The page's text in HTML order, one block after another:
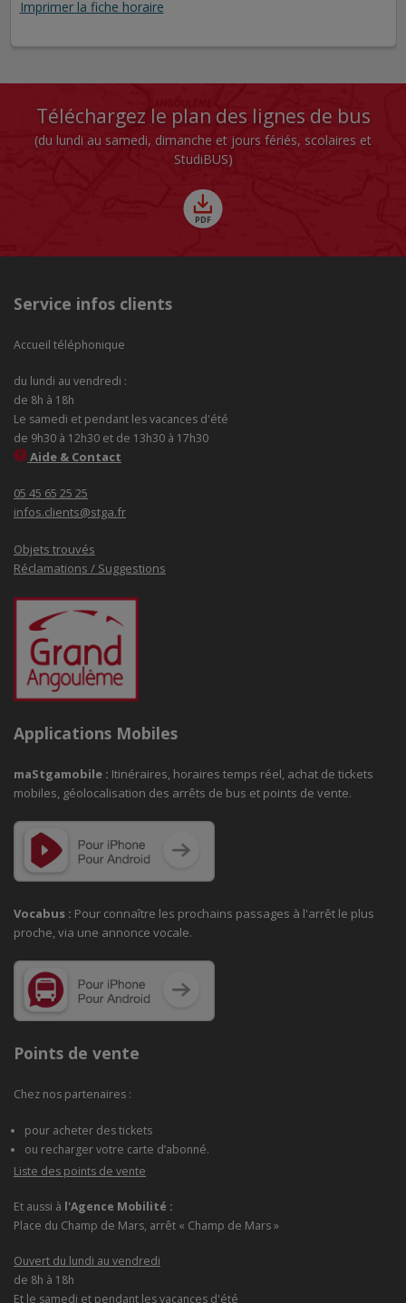
Imprimer la fiche horaire
Téléchargez le plan des lignes de bus
(du lundi au samedi, dimanche et jours fériés, scolaires et
StudiBUS)
Service infos clients
Accueil téléphonique
du lundi au vendredi :
de 8h à 18h
Le samedi et pendant les vacances d'été
de 9h30 à 12h30 et de 13h30 à 17h30
Aide & Contact
05 45 65 25 25
infos.clients@stga.fr
Objets trouvés
Réclamations / Suggestions
Applications Mobiles
maStgamobile : Itinéraires, horaires temps réel, achat de tickets
mobiles, géolocalisation des arrêts de bus et points de vente.
Vocabus : Pour connaître les prochains passages à l'arrêt le plus
proche, via une annonce vocale.
Points de vente
Chez nos partenaires :
pour acheter des tickets
ou recharger votre carte d’abonné.
Liste des points de vente
Et aussi à l'Agence Mobilité :
Place du Champ de Mars, arrêt « Champ de Mars »
Ouvert du lundi au vendredi
de 8h à 18h
Et le samedi et pendant les vacances d'été